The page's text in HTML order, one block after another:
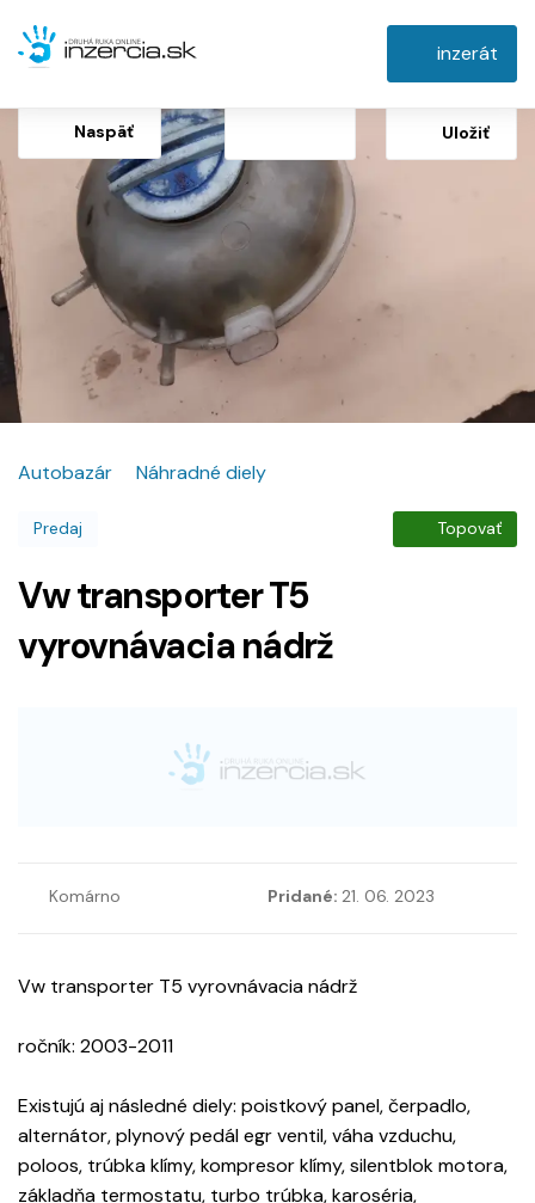
inzerát
Naspäť Uložiť
Autobazár Náhradné diely
Predaj Topovať
Vw transporter T5
vyrovnávacia nádrž
Komárno Pridané: 21. 06. 2023
Vw transporter T5 vyrovnávacia nádrž
ročník: 2003-2011
Existujú aj následné diely: poistkový panel, čerpadlo,
alternátor, plynový pedál egr ventil, váha vzduchu,
poloos, trúbka klímy, kompresor klímy, silentblok motora,
základňa termostatu, turbo trúbka, karoséria,